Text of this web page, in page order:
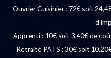
Ouvrier Cuisinier : 72€ soit
Apprenti : 10€ soit 3,40€ de
Retraité PATS : 30€ soit